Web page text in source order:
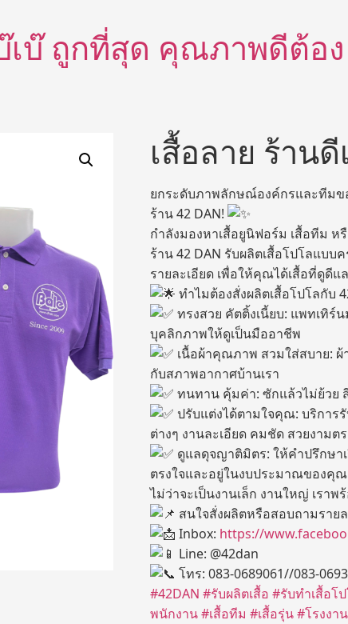
เบ๊ ถูกที่สุด คุณภาพดีต้อ
เสื้อลาย ร้านดี
ยกระดับภาพลักษณ์องค์กรและทีม
ร้าน 42 DAN!
กำลังมองหาเสื้อยูนิฟอร์ม เสื้อทีม ห
ร้าน 42 DAN รับผลิตเสื้อโปโลแบบ
รายละเอียด เพื่อให้คุณได้เสื้อที่ดูดี
ทำไมต้องสั่งผลิตเสื้อโปโลกับ
ทรงสวย คัตติ้งเนี้ยบ: แพทเทิร์
บุคลิกภาพให้ดูเป็นมืออาชีพ
เนื้อผ้าคุณภาพ สวมใส่สบาย: ผ้
กับสภาพอากาศบ้านเรา
ทนทาน คุ้มค่า: ซักแล้วไม่ย้วย
ปรับแต่งได้ตามใจคุณ: บริการ
ต่างๆ งานละเอียด คมชัด สวยงามต
ดูแลดุจญาติมิตร: ให้คำปรึกษา
ตรงใจและอยู่ในงบประมาณของคุณ
ไม่ว่าจะเป็นงานเล็ก งานใหญ่ เรา
สนใจสั่งผลิตหรือสอบถามรายล
Inbox: https://
Line: @42dan
โทร: 083-0689061//083-
#42DAN #รับผลิตเสื้อ #รับทำเสื้อโ
พนักงาน#เสื้อทีม #เสื้อรุ่น#โรงงา